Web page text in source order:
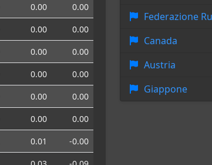
0.00
0.00
0.00
0.00
0.00
0.00
0.00
0.00
0.00
0.00
0.00
0.00
0.01
-0.00
Federazione
Canada
Austria
Giappone